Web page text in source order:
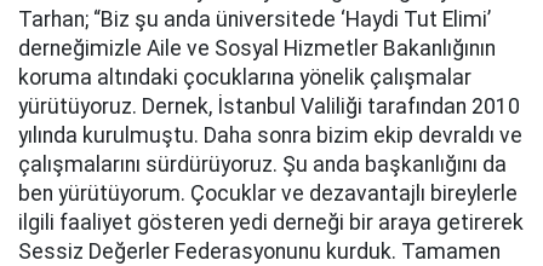
Tarhan; “Biz şu anda üniversitede ‘Haydi Tut Elimi’
derneğimizle Aile ve Sosyal Hizmetler Bakanlığının
koruma altındaki çocuklarına yönelik çalışmalar
yürütüyoruz. Dernek, İstanbul Valiliği tarafından 2010
yılında kurulmuştu. Daha sonra bizim ekip devraldı ve
çalışmalarını sürdürüyoruz. Şu anda başkanlığını da
ben yürütüyorum. Çocuklar ve dezavantajlı bireylerle
ilgili faaliyet gösteren yedi derneği bir araya getirerek
Sessiz Değerler Federasyonunu kurduk. Tamamen